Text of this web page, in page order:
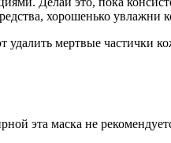
хорошенько увлажни
мертвые частички
эта маска не